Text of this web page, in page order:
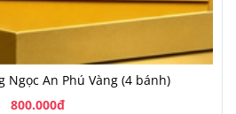
Ngọc An Phú Vàng (4 bánh)
800.000đ